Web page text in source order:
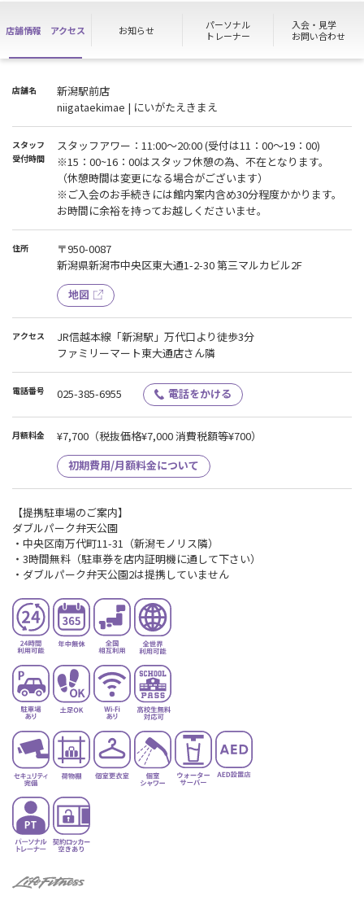
上記日程は見学/体験/入会/休退会/高校生利用など各種お手続きを行
うことができません。
スタッフ休憩時間(15：00～16：00)は各種お手続きを行うことがで
いただけますと幸いです。（休憩時間は変更になることがございま
す。）
ご迷惑をおかけし申し訳ございませんが、ご理解の程宜しくお願い
いたします
■お知らせ■
ビルの汚水槽修繕工事の為、
下記期間は当店トイレの利用が不可となります。
7/24（金）19：50～ 7/25(土)11：00
大変ご迷惑をおかけしますが、
ご理解ご協力の程よろしくお願いいたします。
■月会費改定のお知らせ■
7,480円(税込) →【新料金】7,700円(税込)
【改定日】2025年11月1日
※2025年10月31日までにご入会された方は7,480円の価格でご利用
いただけます。
※2025年11月1日以後の他店舗から新潟駅前店へ移籍された方にも
新料金が適用されます。
店舗情報 アクセス お知らせ
パーソナル
トレーナー
入会・見学
お問い合わせ
店舗名
新潟駅前店
niigataekimae | にいがたえきまえ
スタッフ
受付時間
スタッフアワー：11:00〜20:00 (受付は11：00～19：00)
※15：00~16：00はスタッフ休憩の為、不在となります。
（休憩時間は変更になる場合がございます）
※ご入会のお手続きには館内案内含め30分程度かかります。
お時間に余裕を持ってお越しくださいませ。
住所
〒950-0087
新潟県新潟市中央区東大通1-2-30 第三マルカビル2F
地図
アクセス
JR信越本線「新潟駅」万代口より徒歩3分
ファミリーマート東大通店さん隣
電話番号 025-385-6955 電話をかける
月額料金 ¥7,700 （税抜価格¥7,000 消費税額等¥700）
初期費用/月額料金について
【提携駐車場のご案内】
ダブルパーク弁天公園
・中央区南万代町11-31（新潟モノリス隣）
・3時間無料（駐車券を店内証明機に通して下さい）
・ダブルパーク弁天公園2は提携していません